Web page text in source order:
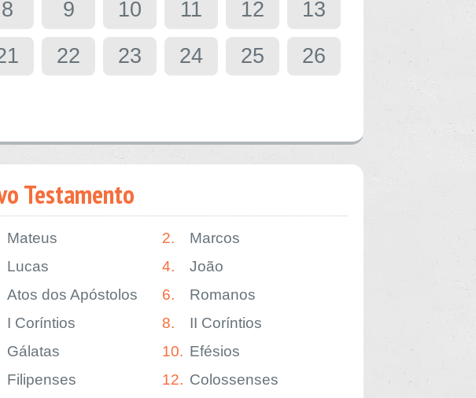
8 9 10 11 12
13
22 23 24 25
26
Testamento
Mateus 2.
Marcos
Lucas 4.
João
Atos dos Apóstolos 6.
Romanos
I Coríntios 8.
II Coríntios
Gálatas 10. Efésios
Filipenses 12. Colossenses